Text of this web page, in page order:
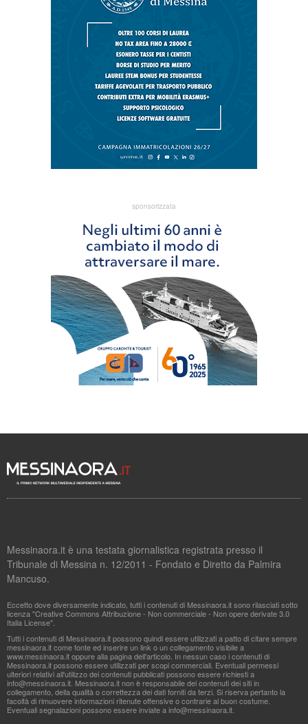
sponsorizzata
Messinaora.it è una testata giornalistica registrata presso il
Tribunale di Messina n. 12/2011 - Fondato e Diretto da Palmira
Mancuso.
Eccetto dove diversamente indicato, tutti i contenuti di Messinaora.it sono rilasciati sotto
licenza "Creative Commons Attribuzione - Non commerciale - Non opere derivate 3.0
Italia License".
Tutti i contenuti di Messinaora.it possono quindi essere utilizzati a patto di citare sempre
messinaora.it come fonte ed inserire un link o un collegamento visibile a
www.messinaora.it oppure alla pagina dell'articolo. In nessun caso i contenuti di
Messinaora.it possono essere utilizzati per scopi commerciali. Eventuali permessi
ulteriori relativi all'utilizzo dei contenuti pubblicati possono essere richiesti a
info@messinaora.it . Messinaora.it non è responsabile dei contenuti dei siti in
collegamento, della qualità o correttezza dei dati forniti da terzi. Si riserva pertanto la
facoltà di rimuovere informazioni ritenute offensive o contrarie al buon costume.
Eventuali segnalazioni possono essere inviate ainfo@messinaora.it